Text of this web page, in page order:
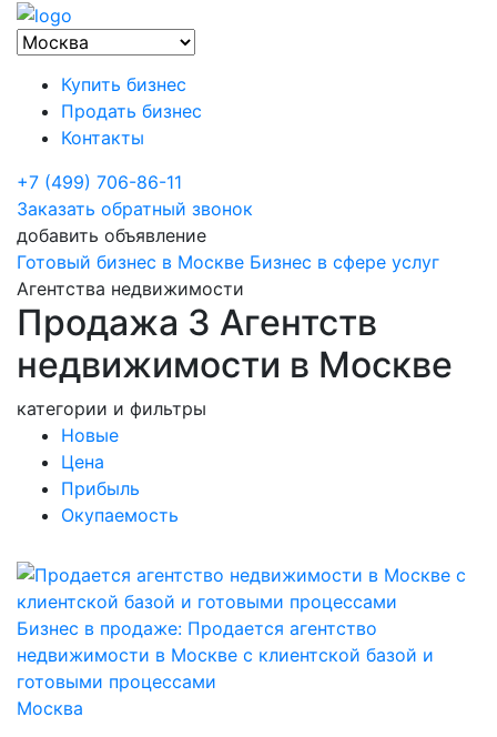
Купить бизнес
Продать бизнес
Контакты
+7 (499) 706-86-11
Заказать обратный звонок
добавить объявление
Готовый бизнес в Москве Бизнес в сфере услуг
Агентства недвижимости
Продажа 3 Агентств
недвижимости в Москве
категории и фильтры
Новые
Цена
Прибыль
Окупаемость
Бизнес в продаже: Продается агентство
недвижимости в Москве с клиентской базой и
готовыми процессами
Москва